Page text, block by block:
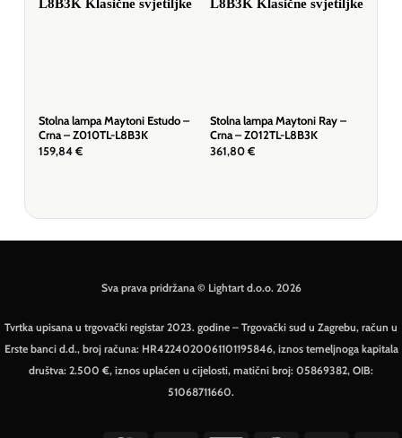
Stolna lampa Maytoni Estudo –
Crna – Z010TL-L8B3K
159,84 €
Stolna lampa Maytoni Ray –
Crna – Z012TL-L8B3K
361,80 €
Sva prava pridržana © Lightart d.o.o. 2026
Tvrtka upisana u trgovački registar 2023. godine – Trgovački sud u Zagrebu, račun u
Erste banci d.d., broj računa: HR4224020061101195846, iznos temeljnoga kapitala
društva: 2.500 €, iznos uplaćen u cijelosti, matični broj: 05869382, OIB:
51068711660.